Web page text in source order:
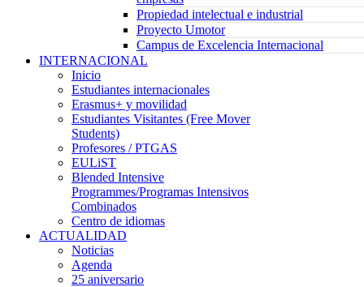
Propiedad intelectual e industrial
Proyecto Umotor
Campus de Excelencia Internacional
INTERNACIONAL
Inicio
Estudiantes internacionales
Erasmus+ y movilidad
Estudiantes Visitantes (Free Mover
Students)
Profesores / PTGAS
EULiST
Blended Intensive
Programmes/Programas Intensivos
Combinados
Centro de idiomas
ACTUALIDAD
Noticias
Agenda
25 aniversario